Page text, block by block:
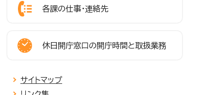
各課の仕事・連絡先
休日開庁窓口の開庁時間と取扱業務
サイトマップ